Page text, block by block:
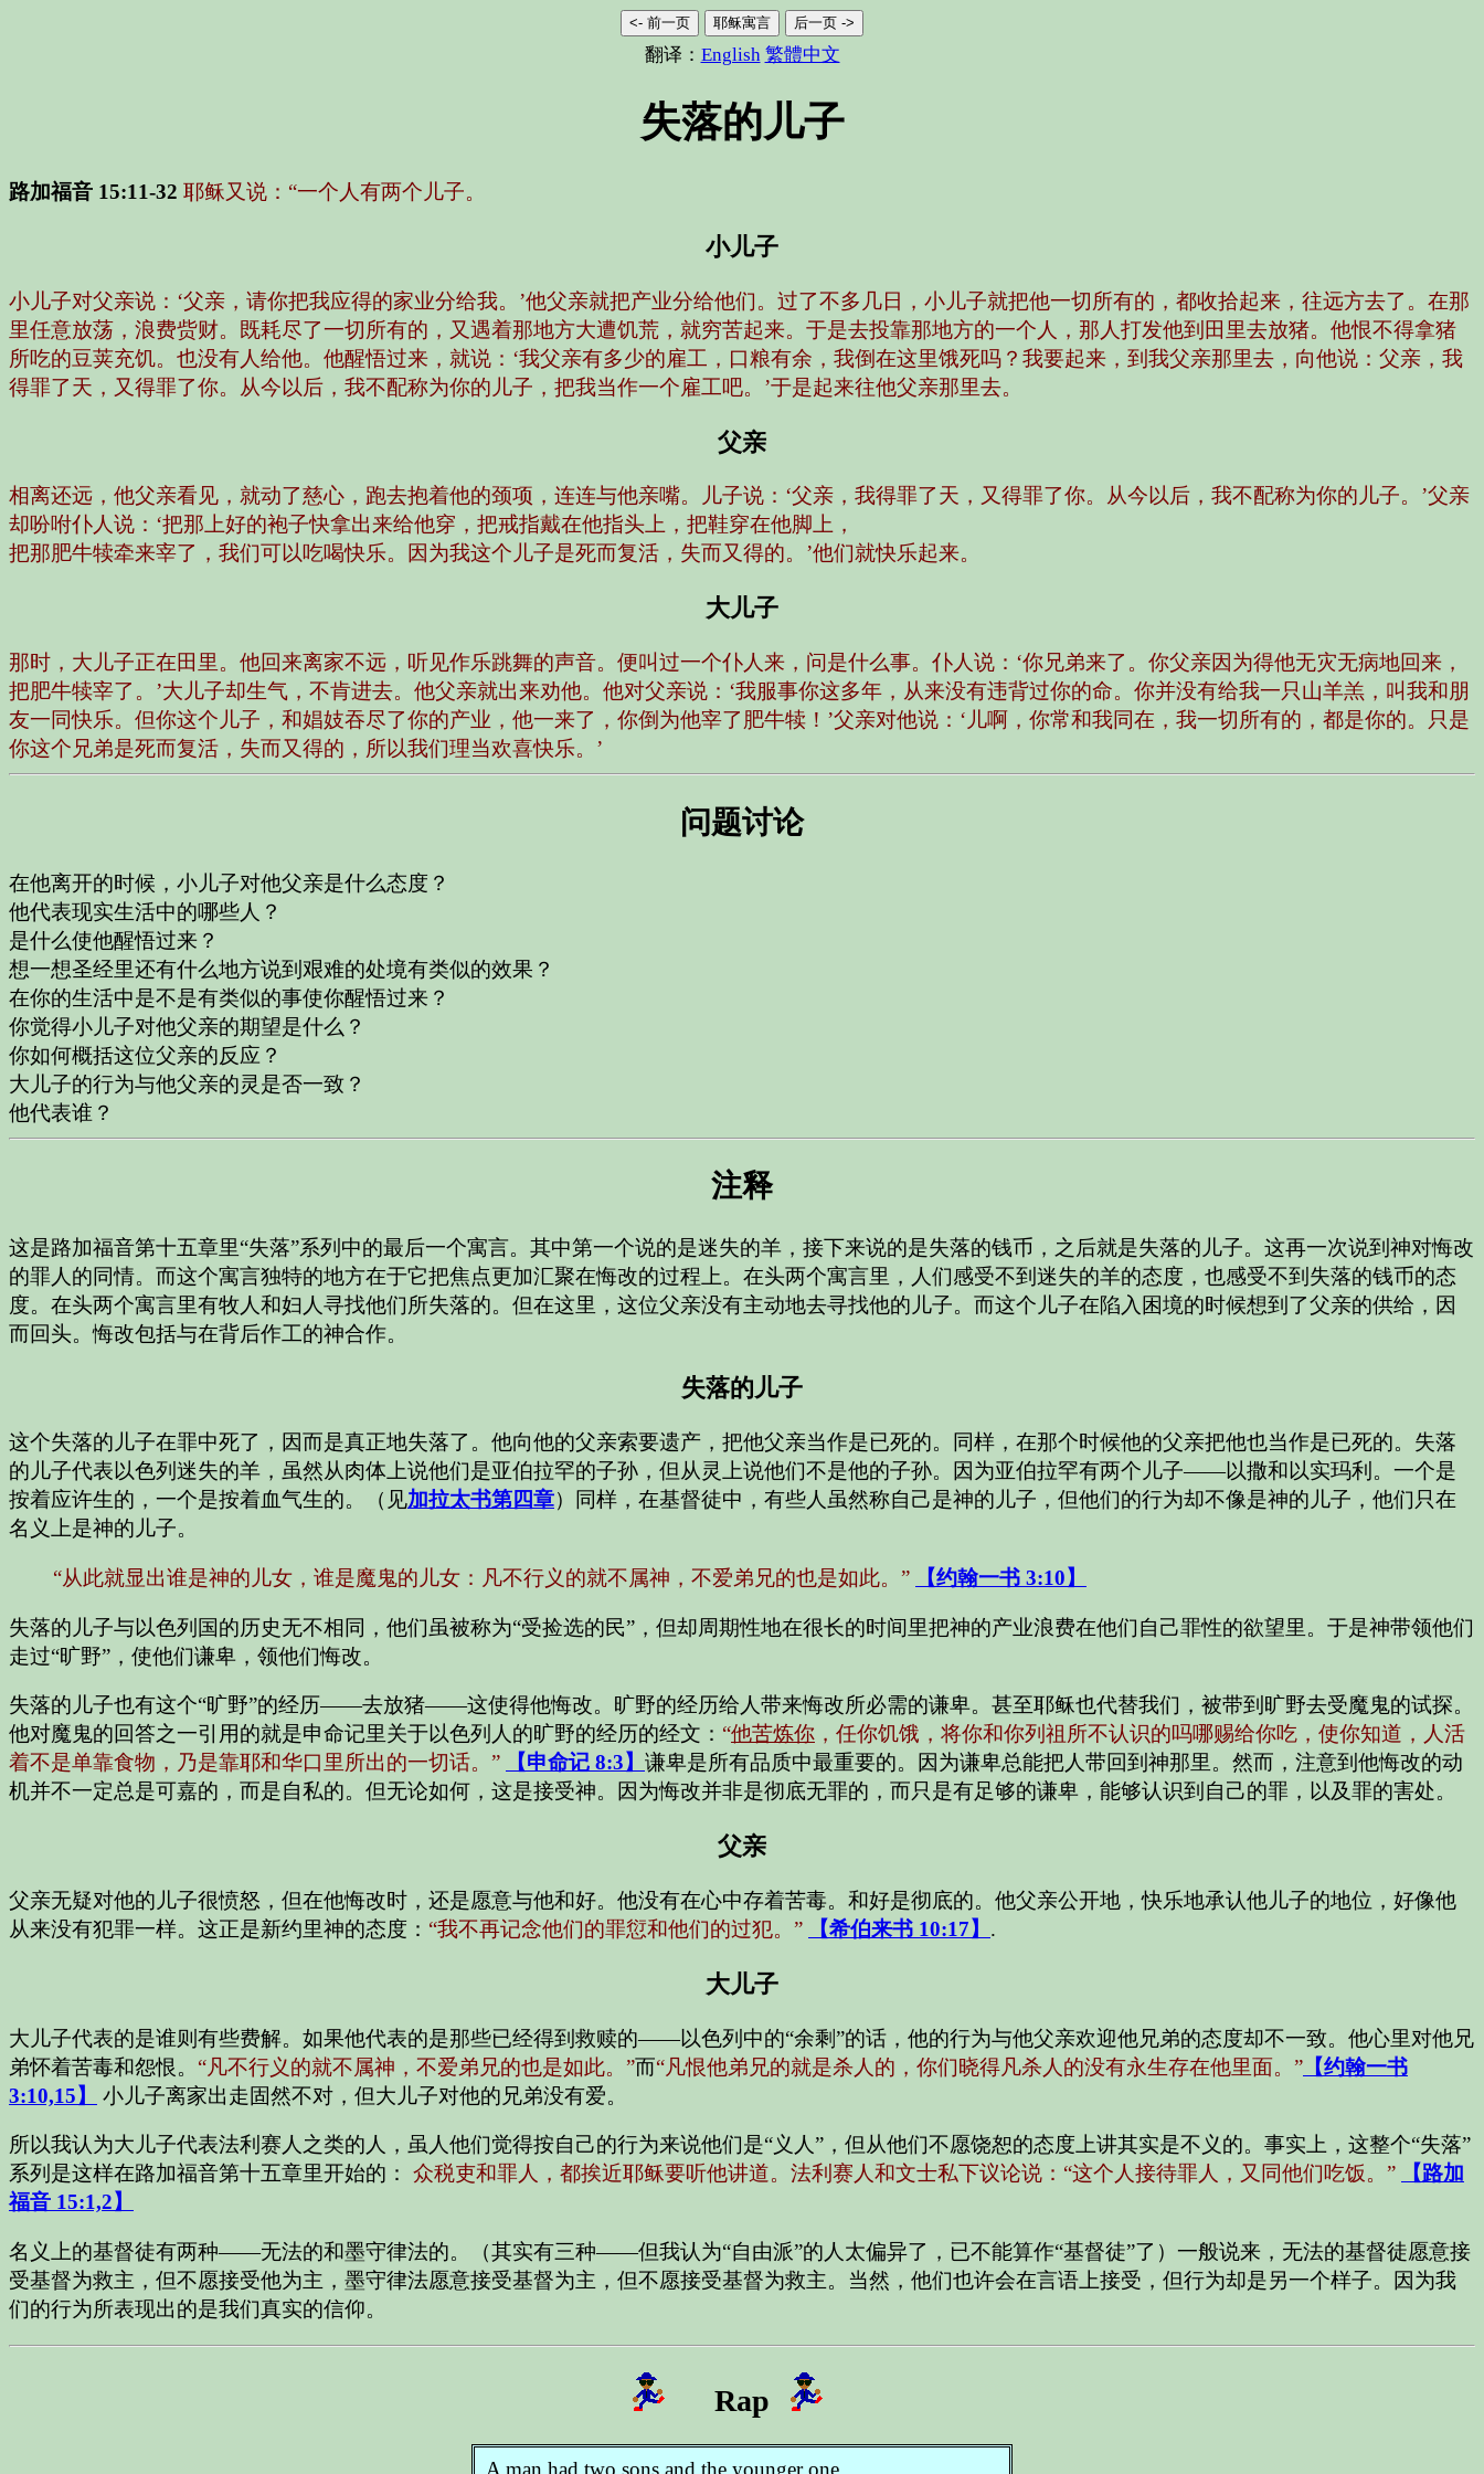
<- 前一页 耶稣寓言 后一页 ->
翻译： English 繁體中文
失落的儿子
路加福音 15:11-32 耶稣又说：“一个人有两个儿子。
小儿子
小儿子对父亲说：‘父亲，请你把我应得的家业分给我。’他父亲就把产业分给他们。过了不多几日，小儿子就把他一切所有的，都收拾起来，往远方去了。在那
里任意放荡，浪费赀财。既耗尽了一切所有的，又遇着那地方大遭饥荒，就穷苦起来。于是去投靠那地方的一个人，那人打发他到田里去放猪。他恨不得拿猪
所吃的豆荚充饥。也没有人给他。他醒悟过来，就说：‘我父亲有多少的雇工，口粮有余，我倒在这里饿死吗？我要起来，到我父亲那里去，向他说：父亲，我
得罪了天，又得罪了你。从今以后，我不配称为你的儿子，把我当作一个雇工吧。’于是起来往他父亲那里去。
父亲
相离还远，他父亲看见，就动了慈心，跑去抱着他的颈项，连连与他亲嘴。儿子说：‘父亲，我得罪了天，又得罪了你。从今以后，我不配称为你的儿子。’父亲
却吩咐仆人说：‘把那上好的袍子快拿出来给他穿，把戒指戴在他指头上，把鞋穿在他脚上，
把那肥牛犊牵来宰了，我们可以吃喝快乐。因为我这个儿子是死而复活，失而又得的。’他们就快乐起来。
大儿子
那时，大儿子正在田里。他回来离家不远，听见作乐跳舞的声音。便叫过一个仆人来，问是什么事。仆人说：‘你兄弟来了。你父亲因为得他无灾无病地回来，
把肥牛犊宰了。’大儿子却生气，不肯进去。他父亲就出来劝他。他对父亲说：‘我服事你这多年，从来没有违背过你的命。你并没有给我一只山羊羔，叫我和朋
友一同快乐。但你这个儿子，和娼妓吞尽了你的产业，他一来了，你倒为他宰了肥牛犊！’父亲对他说：‘儿啊，你常和我同在，我一切所有的，都是你的。只是
你这个兄弟是死而复活，失而又得的，所以我们理当欢喜快乐。’
问题讨论
在他离开的时候，小儿子对他父亲是什么态度？
他代表现实生活中的哪些人？
是什么使他醒悟过来？
想一想圣经里还有什么地方说到艰难的处境有类似的效果？
在你的生活中是不是有类似的事使你醒悟过来？
你觉得小儿子对他父亲的期望是什么？
你如何概括这位父亲的反应？
大儿子的行为与他父亲的灵是否一致？
他代表谁？
注释
这是路加福音第十五章里“失落”系列中的最后一个寓言。其中第一个说的是迷失的羊，接下来说的是失落的钱币，之后就是失落的儿子。这再一次说到神对悔改
的罪人的同情。而这个寓言独特的地方在于它把焦点更加汇聚在悔改的过程上。在头两个寓言里，人们感受不到迷失的羊的态度，也感受不到失落的钱币的态
度。在头两个寓言里有牧人和妇人寻找他们所失落的。但在这里，这位父亲没有主动地去寻找他的儿子。而这个儿子在陷入困境的时候想到了父亲的供给，因
而回头。悔改包括与在背后作工的神合作。
失落的儿子
这个失落的儿子在罪中死了，因而是真正地失落了。他向他的父亲索要遗产，把他父亲当作是已死的。同样，在那个时候他的父亲把他也当作是已死的。失落
的儿子代表以色列迷失的羊，虽然从肉体上说他们是亚伯拉罕的子孙，但从灵上说他们不是他的子孙。因为亚伯拉罕有两个儿子——以撒和以实玛利。一个是
按着应许生的，一个是按着血气生的。（见加拉太书第四章）同样，在基督徒中，有些人虽然称自己是神的儿子，但他们的行为却不像是神的儿子，他们只在
名义上是神的儿子。
“从此就显出谁是神的儿女，谁是魔鬼的儿女：凡不行义的就不属神，不爱弟兄的也是如此。” 【约翰一书 3:10】
失落的儿子与以色列国的历史无不相同，他们虽被称为“受捡选的民”，但却周期性地在很长的时间里把神的产业浪费在他们自己罪性的欲望里。于是神带领他们
走过“旷野”，使他们谦卑，领他们悔改。
失落的儿子也有这个“旷野”的经历——去放猪——这使得他悔改。旷野的经历给人带来悔改所必需的谦卑。甚至耶稣也代替我们，被带到旷野去受魔鬼的试探。
他对魔鬼的回答之一引用的就是申命记里关于以色列人的旷野的经历的经文： “他苦炼你 ，任你饥饿，将你和你列祖所不认识的吗哪赐给你吃，使你知道，人活
着不是单靠食物，乃是靠耶和华口里所出的一切话。”
【申命记 8:3】 谦卑是所有品质中最重要的。因为谦卑总能把人带回到神那里。然而，注意到他悔改的动
机并不一定总是可嘉的，而是自私的。但无论如何，这是接受神。因为悔改并非是彻底无罪的，而只是有足够的谦卑，能够认识到自己的罪，以及罪的害处。
父亲
父亲无疑对他的儿子很愤怒，但在他悔改时，还是愿意与他和好。他没有在心中存着苦毒。和好是彻底的。他父亲公开地，快乐地承认他儿子的地位，好像他
从来没有犯罪一样。这正是新约里神的态度： “我不再记念他们的罪愆和他们的过犯。” 【希伯来书 10:17】 .
大儿子
大儿子代表的是谁则有些费解。如果他代表的是那些已经得到救赎的——以色列中的“余剩”的话，他的行为与他父亲欢迎他兄弟的态度却不一致。他心里对他兄
弟怀着苦毒和怨恨。 “凡不行义的就不属神，不爱弟兄的也是如此。”而“凡恨他弟兄的就是杀人的，你们晓得凡杀人的没有永生存在他里面。” 【约翰一书
3:10,15】
小儿子离家出走固然不对，但大儿子对他的兄弟没有爱。
所以我认为大儿子代表法利赛人之类的人，虽人他们觉得按自己的行为来说他们是“义人”，但从他们不愿饶恕的态度上讲其实是不义的。事实上，这整个“失落”
系列是这样在路加福音第十五章里开始的：
众税吏和罪人，都挨近耶稣要听他讲道。法利赛人和文士私下议论说：“这个人接待罪人，又同他们吃饭。”
【路加
福音 15:1,2】
名义上的基督徒有两种——无法的和墨守律法的。（其实有三种——但我认为“自由派”的人太偏异了，已不能算作“基督徒”了）一般说来，无法的基督徒愿意接
受基督为救主，但不愿接受他为主，墨守律法愿意接受基督为主，但不愿接受基督为救主。当然，他们也许会在言语上接受，但行为却是另一个样子。因为我
们的行为所表现出的是我们真实的信仰。
Rap
A man had two sons and the younger one